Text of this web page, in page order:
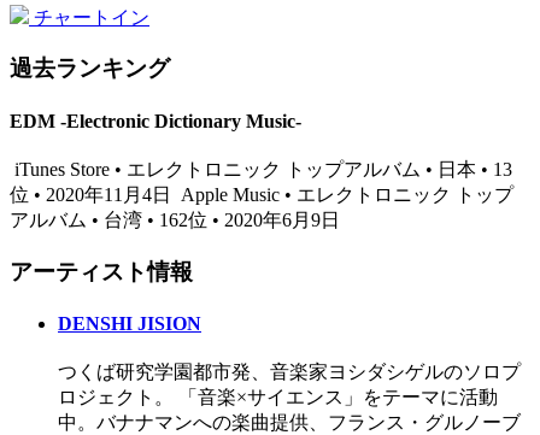
チャートイン
過去ランキング
EDM -Electronic Dictionary Music-
iTunes Store • エレクトロニック トップアルバム • 日本 • 13
位 • 2020年11月4日
Apple Music • エレクトロニック トップ
アルバム • 台湾 • 162位 • 2020年6月9日
アーティスト情報
DENSHI JISION
つくば研究学園都市発、音楽家ヨシダシゲルのソロプ
ロジェクト。 「音楽×サイエンス」をテーマに活動
中。バナナマンへの楽曲提供、フランス・グルノーブ